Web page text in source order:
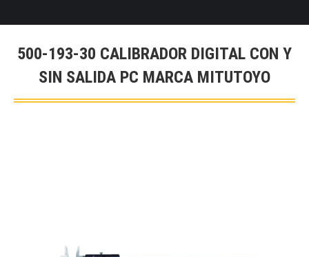
500-193-30 CALIBRADOR DIGITAL CON Y
SIN SALIDA PC MARCA MITUTOYO